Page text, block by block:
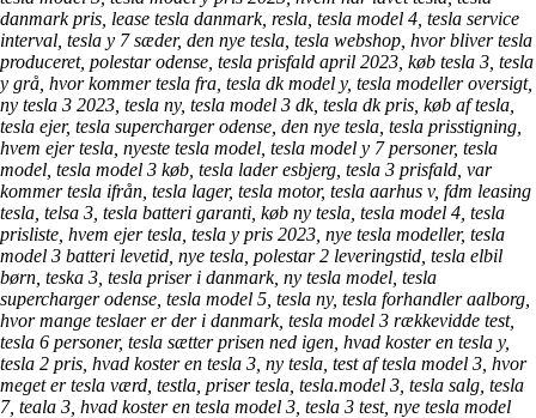
danmark pris, lease tesla danmark, resla, tesla model 4, tesla service
interval, tesla y 7 sæder, den nye tesla, tesla webshop, hvor bliver tesla
produceret, polestar odense, tesla prisfald april 2023, køb tesla 3, tesla
y grå, hvor kommer tesla fra, tesla dk model y, tesla modeller oversigt,
ny tesla 3 2023, tesla ny, tesla model 3 dk, tesla dk pris, køb af tesla,
tesla ejer, tesla supercharger odense, den nye tesla, tesla prisstigning,
hvem ejer tesla, nyeste tesla model, tesla model y 7 personer, tesla
model, tesla model 3 køb, tesla lader esbjerg, tesla 3 prisfald, var
kommer tesla ifrån, tesla lager, tesla motor, tesla aarhus v, fdm leasing
tesla, telsa 3, tesla batteri garanti, køb ny tesla, tesla model 4, tesla
prisliste, hvem ejer tesla, tesla y pris 2023, nye tesla modeller, tesla
model 3 batteri levetid, nye tesla, polestar 2 leveringstid, tesla elbil
børn, teska 3, tesla priser i danmark, ny tesla model, tesla
supercharger odense, tesla model 5, tesla ny, tesla forhandler aalborg,
hvor mange teslaer er der i danmark, tesla model 3 rækkevidde test,
tesla 6 personer, tesla sætter prisen ned igen, hvad koster en tesla y,
tesla 2 pris, hvad koster en tesla 3, ny tesla, test af tesla model 3, hvor
meget er tesla værd, testla, priser tesla, tesla.model 3, tesla salg, tesla
7, teala 3, hvad koster en tesla model 3, tesla 3 test, nye tesla model